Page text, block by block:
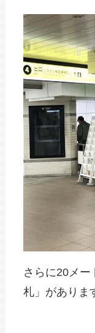
さらに20メー
札」がありま